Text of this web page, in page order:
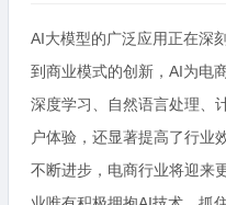
AI大模型的广泛应用正在深
到商业模式的创新，AI为电
深度学习、自然语言处理、
户体验，还显著提高了行业
不断进步，电商行业将迎来